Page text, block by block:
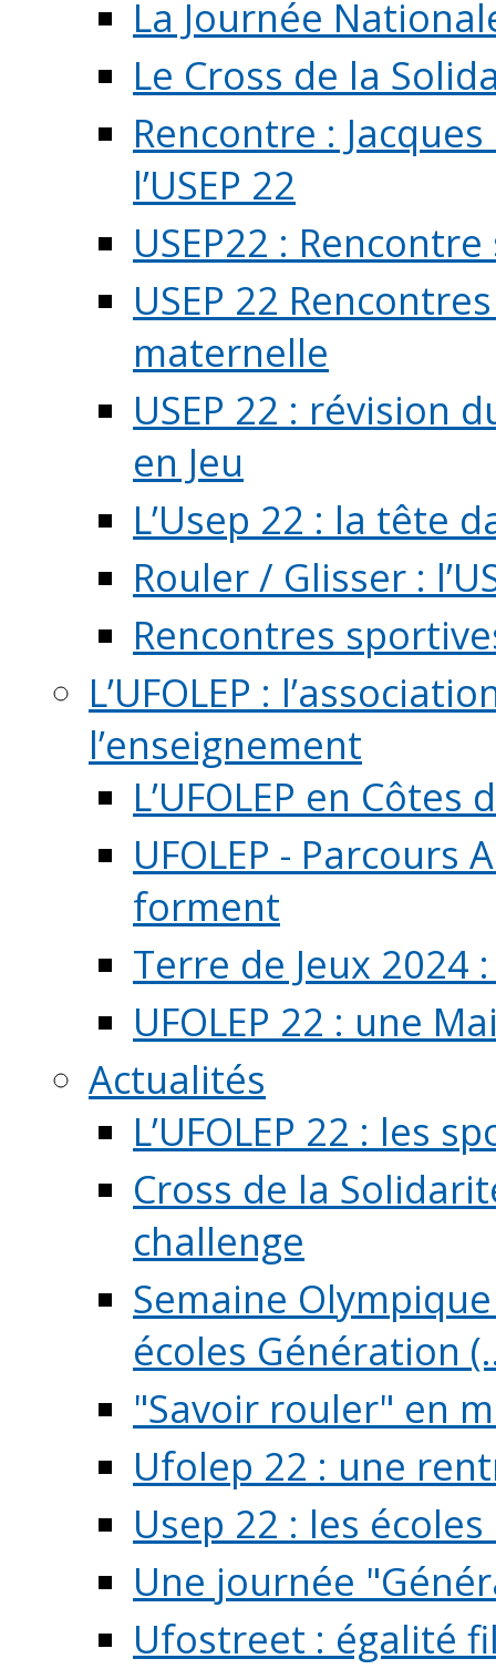
La Journée
Le Cross de la
Rencontre :
l’USEP 22
USEP22 :
USEP 22
maternelle
USEP 22 : révision
en Jeu
L’Usep 22 : la tête
Rouler / Glisser :
Rencontres
L’UFOLEP :
l’enseignement
L’UFOLEP en Côtes
UFOLEP -
forment
Terre de Jeux 2024
UFOLEP 22 : une
Actualités
L’UFOLEP 22 : les
Cross de la
challenge
Semaine
écoles Génération
"Savoir rouler" en
Ufolep 22 : une
Usep 22 : les
Une journée
Ufostreet : égalité